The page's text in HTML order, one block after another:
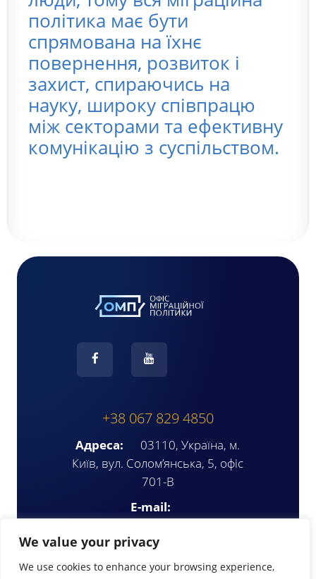
We value your privacy
We use cookies to enhance your browsing experience,
політика має бути
спрямована на їхнє
повернення, розвиток і
захист, спираючись на
науку, широку співпрацю
між секторами та ефективну
комунікацію з суспільством.
+38 067 829 4850
Адреса:
03110, Україна, м.
Київ, вул. Солом’янська, 5, офіс
701-В
E-mail: